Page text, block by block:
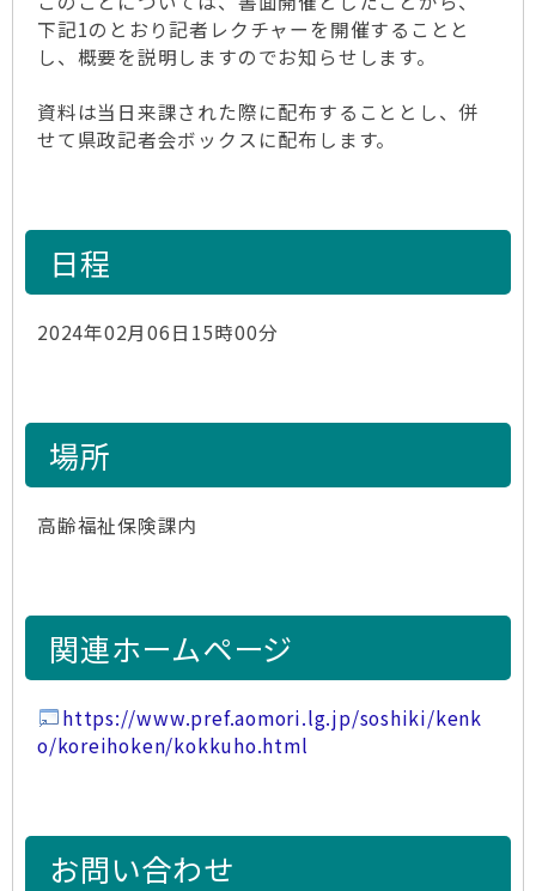
下記1のとおり記者レクチャーを開催することと
し、概要を説明しますのでお知らせします。
資料は当日来課された際に配布することとし、併
せて県政記者会ボックスに配布します。
日程
2024年02月06日15時00分
場所
高齢福祉保険課内
関連ホームページ
https://www.pref.aomori.lg.jp/soshiki/kenk
o/koreihoken/kokkuho.html
お問い合わせ